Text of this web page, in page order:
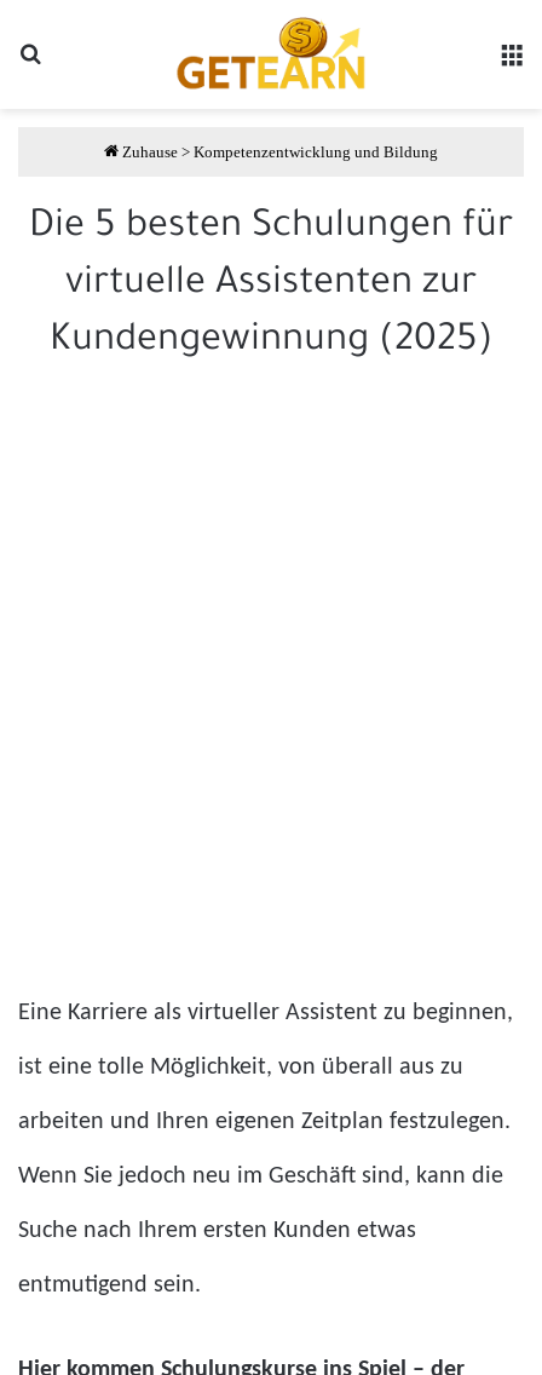
Zuhause > Kompetenzentwicklung und Bildung
Die 5 besten Schulungen für
virtuelle Assistenten zur
Kundengewinnung (2025)
Eine Karriere als virtueller Assistent zu beginnen,
ist eine tolle Möglichkeit, von überall aus zu
arbeiten und Ihren eigenen Zeitplan festzulegen.
Wenn Sie jedoch neu im Geschäft sind, kann die
Suche nach Ihrem ersten Kunden etwas
entmutigend sein.